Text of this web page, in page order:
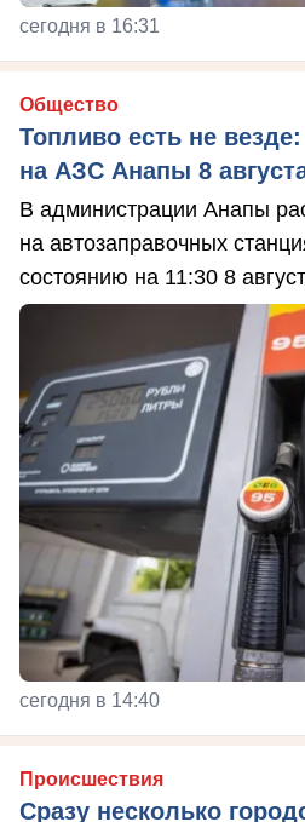
сегодня в 16:31
Общество
Топливо есть не
на АЗС Анапы 8
В администрации Анапы
на автозаправочных
состоянию на 11:30 8
сегодня в 14:40
Происшествия
Сразу несколько